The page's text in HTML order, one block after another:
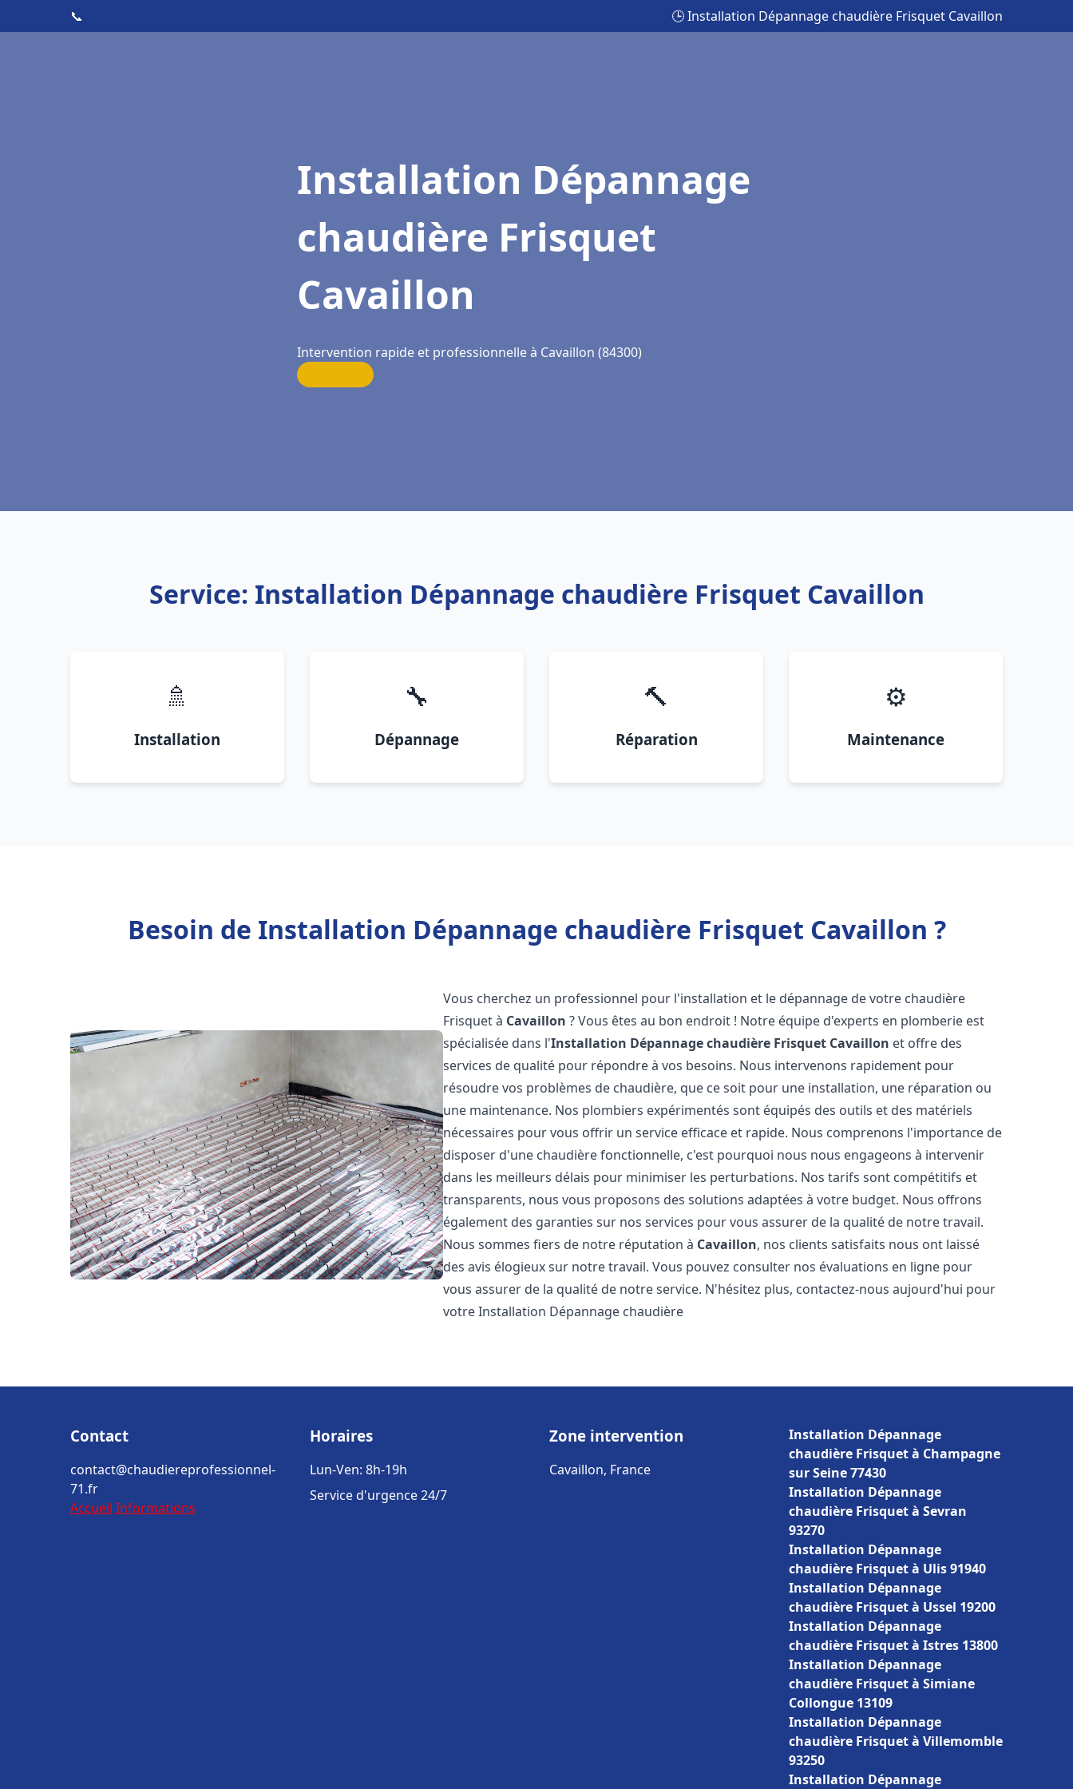
📞 🕒 Installation Dépannage chaudière Frisquet Cavaillon
Installation Dépannage
chaudière Frisquet
Cavaillon
Intervention rapide et professionnelle à Cavaillon (84300)
Service: Installation Dépannage chaudière Frisquet Cavaillon
🚿
Installation
🔧
Dépannage
🔨
Réparation
⚙️
Maintenance
Besoin de Installation Dépannage chaudière Frisquet Cavaillon ?
Vous cherchez un professionnel pour l'installation et le dépannage de votre chaudière
Frisquet à Cavaillon ? Vous êtes au bon endroit ! Notre équipe d'experts en plomberie est
spécialisée dans l'Installation Dépannage chaudière Frisquet Cavaillon et offre des
services de qualité pour répondre à vos besoins. Nous intervenons rapidement pour
résoudre vos problèmes de chaudière, que ce soit pour une installation, une réparation ou
une maintenance. Nos plombiers expérimentés sont équipés des outils et des matériels
nécessaires pour vous offrir un service efficace et rapide. Nous comprenons l'importance de
disposer d'une chaudière fonctionnelle, c'est pourquoi nous nous engageons à intervenir
dans les meilleurs délais pour minimiser les perturbations. Nos tarifs sont compétitifs et
transparents, nous vous proposons des solutions adaptées à votre budget. Nous offrons
également des garanties sur nos services pour vous assurer de la qualité de notre travail.
Nous sommes fiers de notre réputation à Cavaillon, nos clients satisfaits nous ont laissé
des avis élogieux sur notre travail. Vous pouvez consulter nos évaluations en ligne pour
vous assurer de la qualité de notre service. N'hésitez plus, contactez-nous aujourd'hui pour
votre Installation Dépannage chaudière
Contact
contact@chaudiereprofessionnel-
71.fr
Accueil Informations
Horaires
Lun-Ven: 8h-19h
Service d'urgence 24/7
Zone intervention
Cavaillon, France
Installation Dépannage
chaudière Frisquet à Champagne
sur Seine 77430
Installation Dépannage
chaudière Frisquet à Sevran
93270
Installation Dépannage
chaudière Frisquet à Ulis 91940
Installation Dépannage
chaudière Frisquet à Ussel 19200
Installation Dépannage
chaudière Frisquet à Istres 13800
Installation Dépannage
chaudière Frisquet à Simiane
Collongue 13109
Installation Dépannage
chaudière Frisquet à Villemomble
93250
Installation Dépannage